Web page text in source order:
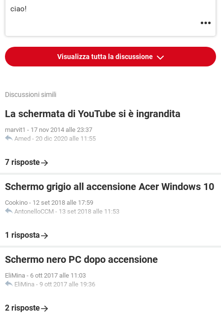
ciao!
Visualizza tutta la discussione
Discussioni simili
La schermata di YouTube si è ingrandita
marvit1 - 17 nov 2014 alle 23:37
Amed - 20 dic 2020 alle 11:55
7 risposte
Schermo grigio all accensione Acer Windows 10
Cookino - 12 set 2018 alle 17:59
AntonelloCCM - 13 set 2018 alle 11:53
1 risposta
Schermo nero PC dopo accensione
EliMina - 6 ott 2017 alle 11:03
EliMina - 9 ott 2017 alle 19:36
2 risposte